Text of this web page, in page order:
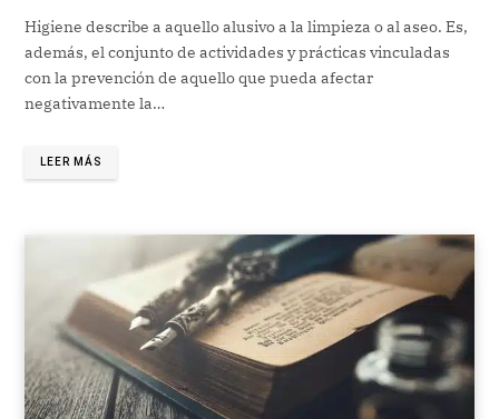
Higiene describe a aquello alusivo a la limpieza o al aseo. Es,
además, el conjunto de actividades y prácticas vinculadas
con la prevención de aquello que pueda afectar
negativamente la…
LEER MÁS